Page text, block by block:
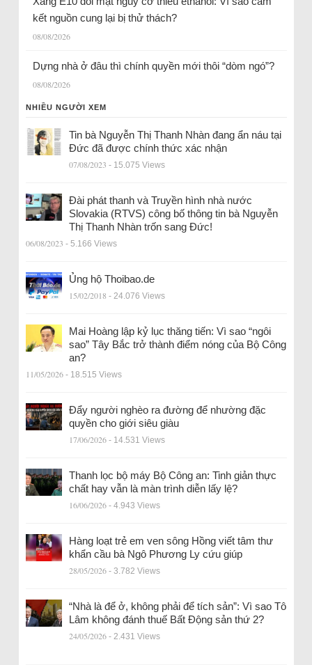
kết nguồn cung lại bị thử thách?
08/08/2026
Dựng nhà ở đâu thì chính quyền mới thôi “dòm ngó”?
08/08/2026
NHIỀU NGƯỜI XEM
Tin bà Nguyễn Thị Thanh Nhàn đang ẩn náu tại
Đức đã được chính thức xác nhận
07/08/2023 - 15.075 Views
Đài phát thanh và Truyền hình nhà nước
Slovakia (RTVS) công bố thông tin bà Nguyễn
Thị Thanh Nhàn trốn sang Đức!
06/08/2023 - 5.166 Views
Ủng hộ Thoibao.de
15/02/2018 - 24.076 Views
Mai Hoàng lập kỷ lục thăng tiến: Vì sao “ngôi
sao” Tây Bắc trở thành điểm nóng của Bộ Công
an?
11/05/2026 - 18.515 Views
Đẩy người nghèo ra đường để nhường đặc
quyền cho giới siêu giàu
17/06/2026 - 14.531 Views
Thanh lọc bộ máy Bộ Công an: Tinh giản thực
chất hay vẫn là màn trình diễn lấy lệ?
16/06/2026 - 4.943 Views
Hàng loạt trẻ em ven sông Hồng viết tâm thư
khẩn cầu bà Ngô Phương Ly cứu giúp
28/05/2026 - 3.782 Views
“Nhà là để ở, không phải để tích sản”: Vì sao Tô
Lâm không đánh thuế Bất Động sản thứ 2?
24/05/2026 - 2.431 Views